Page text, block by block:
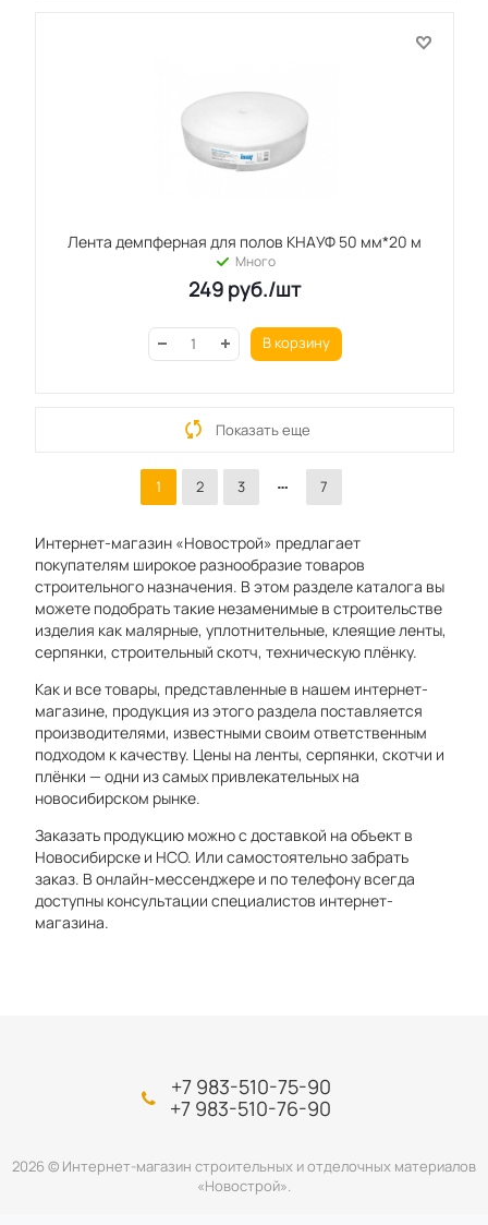
Лента демпферная для полов КНАУФ 50 мм*20 м
Много
249 руб./шт
В корзину
Показать еще
1 2 3 7
Интернет-магазин «Новострой» предлагает
покупателям широкое разнообразие товаров
строительного назначения. В этом разделе каталога вы
можете подобрать такие незаменимые в строительстве
изделия как малярные, уплотнительные, клеящие ленты,
серпянки, строительный скотч, техническую плёнку.
Как и все товары, представленные в нашем интернет-
магазине, продукция из этого раздела поставляется
производителями, известными своим ответственным
подходом к качеству. Цены на ленты, серпянки, скотчи и
плёнки — одни из самых привлекательных на
новосибирском рынке.
Заказать продукцию можно с доставкой на объект в
Новосибирске и НСО. Или самостоятельно забрать
заказ. В онлайн-мессенджере и по телефону всегда
доступны консультации специалистов интернет-
магазина.
+7 983-510-75-90
+7 983-510-76-90
2026 © Интернет-магазин строительных и отделочных материалов
«Новострой».